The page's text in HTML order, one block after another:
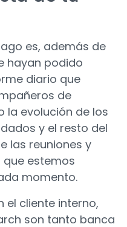
es, además de
hayan podido
diario que
de
la evolución de los
y el resto del
las reuniones y
estemos
momento.
el cliente interno,
son tanto banca